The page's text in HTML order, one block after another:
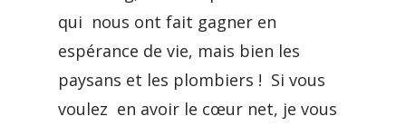
qui nous ont fait gagner en
espérance de vie, mais bien les
paysans et les plombiers ! Si vous
voulez en avoir le cœur net, je vous